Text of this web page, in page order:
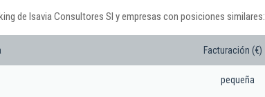
de Isavia Consultores Sl y empresas con posiciones similares:
Facturación (€)
pequeña